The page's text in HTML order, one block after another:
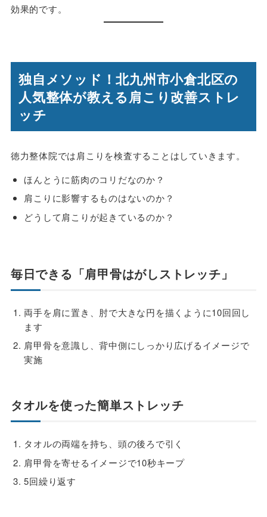
効果的です。
独自メソッド！北九州市小倉北区の
人気整体が教える肩こり改善ストレ
ッチ
徳力整体院では肩こりを検査することはしていきます。
ほんとうに筋肉のコリだなのか？
肩こりに影響するものはないのか？
どうして肩こりが起きているのか？
毎日できる「肩甲骨はがしストレッチ」
両手を肩に置き、肘で大きな円を描くように10回回し
ます
肩甲骨を意識し、背中側にしっかり広げるイメージで
実施
タオルを使った簡単ストレッチ
タオルの両端を持ち、頭の後ろで引く
肩甲骨を寄せるイメージで10秒キープ
5回繰り返す